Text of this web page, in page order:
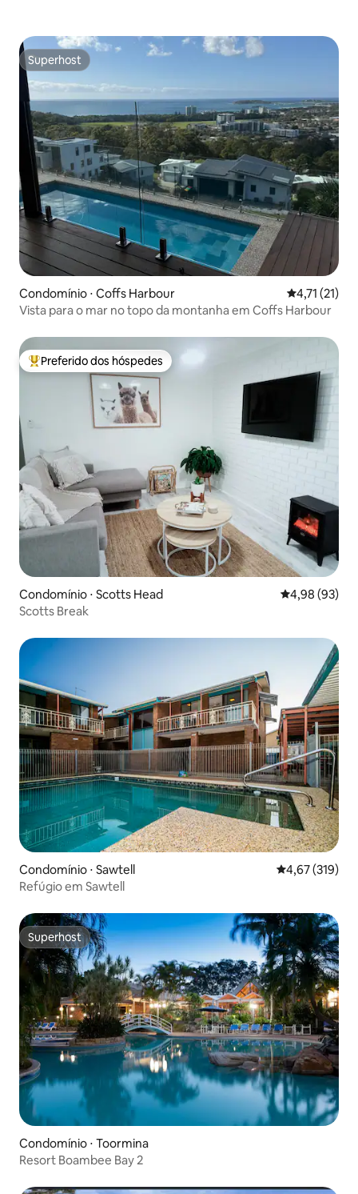
Superhost
Superhost
Condomínio ⋅ Coffs Harbour 4,71 de uma
4,71 (21)
Vista para o mar no topo da montanha em Coffs Harbour
Entre os melhores preferidos dos hóspedes
Preferido dos hóspedes
Condomínio ⋅ Scotts Head 4,98 de uma
4,98 (93)
Scotts Break
Condomínio ⋅ Sawtell 4,67 de uma
4,67 (319)
Refúgio em Sawtell
Superhost
Superhost
Condomínio ⋅ Toormina
Resort Boambee Bay 2